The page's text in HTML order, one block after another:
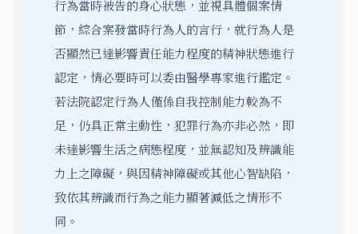
行為當時被告的身心狀態，並視具體個案情
節，綜合案發當時行為人的言行，就行為人是
否顯然已達影響責任能力程度的精神狀態進行
認定，情必要時可以委由醫學專家進行鑑定。
若法院認定行為人僅係自我控制能力較為不
足，仍具正常主動性，犯罪行為亦非必然，即
未達影響生活之病態程度，並無認知及辨識能
力上之障礙，與因精神障礙或其他心智缺陷，
致依其辨識而行為之能力顯著減低之情形不
同。